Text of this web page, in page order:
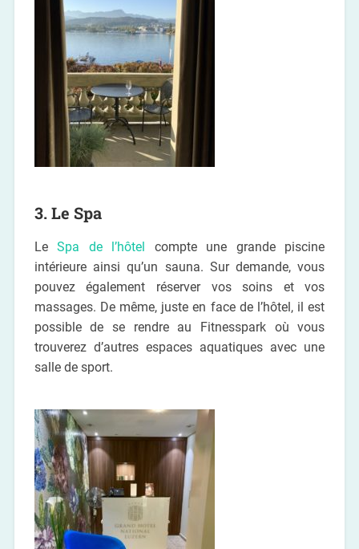
3. Le Spa
LeSpa de l’hôtel compte une grande piscine
intérieure ainsi qu’un sauna. Sur demande, vous
pouvez également réserver vos soins et vos
massages. De même, juste en face de l’hôtel, il est
possible de se rendre au Fitnesspark où vous
trouverez d’autres espaces aquatiques avec une
salle de sport.